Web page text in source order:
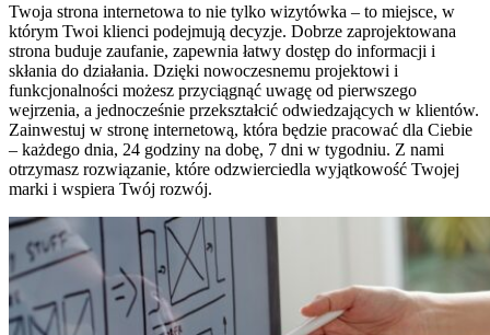
Twoja strona internetowa to nie tylko wizytówka – to miejsce, w
którym Twoi klienci podejmują decyzje. Dobrze zaprojektowana
strona buduje zaufanie, zapewnia łatwy dostęp do informacji i
skłania do działania. Dzięki nowoczesnemu projektowi i
funkcjonalności możesz przyciągnąć uwagę od pierwszego
wejrzenia, a jednocześnie przekształcić odwiedzających w klientów.
Zainwestuj w stronę internetową, która będzie pracować dla Ciebie
– każdego dnia, 24 godziny na dobę, 7 dni w tygodniu. Z nami
otrzymasz rozwiązanie, które odzwierciedla wyjątkowość Twojej
marki i wspiera Twój rozwój.